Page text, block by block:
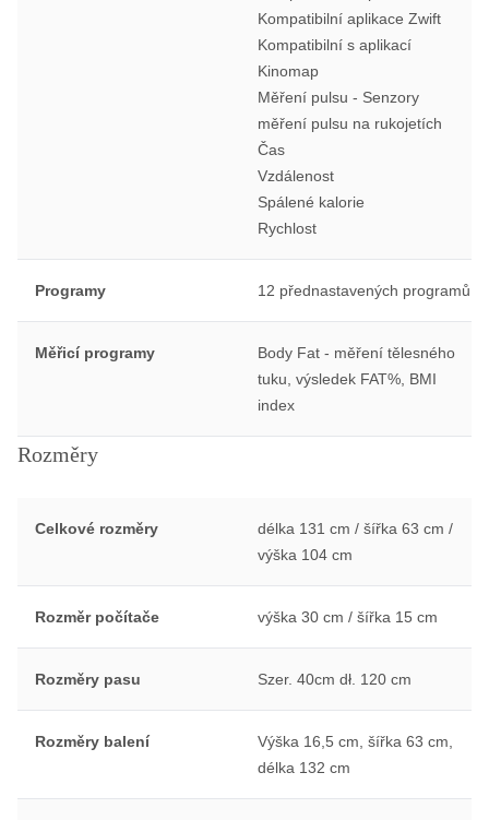
Kompatibilní aplikace Zwift
Kompatibilní s aplikací
Kinomap
Měření pulsu - Senzory
měření pulsu na rukojetích
Čas
Vzdálenost
Spálené kalorie
Rychlost
Programy 12 přednastavených programů
Měřicí programy
Body Fat - měření tělesného
tuku, výsledek FAT%, BMI
index
Rozměry
Celkové rozměry
délka 131 cm / šířka 63 cm /
výška 104 cm
Rozměr počítače výška 30 cm / šířka 15 cm
Rozměry pasu Szer. 40cm dł. 120 cm
Rozměry balení
Výška 16,5 cm, šířka 63 cm,
délka 132 cm